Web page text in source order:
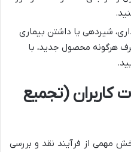
شیردهی یا داشتن بیماری
هرگونه محصول جدید، با
(تجمیع
مهمی از فرآیند نقد و بررسی